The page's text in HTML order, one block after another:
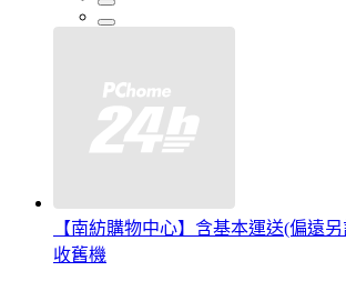
【南紡購物中心】含基本運送(偏遠
收舊機